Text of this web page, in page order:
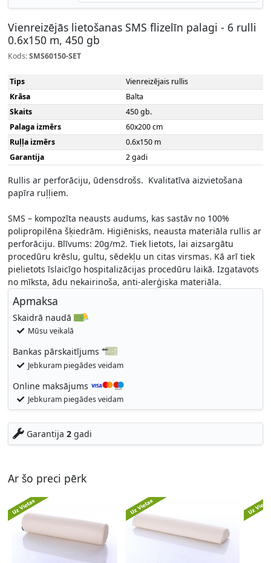
Vienreizējās lietošanas SMS flizelīn palagi - 6 rulli
0.6x150 m, 450 gb
Kods:SMS60150-SET
Tips
Vienreizējais rullis
Krāsa
Balta
Skaits
450 gb.
Palaga izmērs
60x200 cm
Ruļļa izmērs
0.6x150 m
Garantija
2 gadi
Rullis ar perforāciju, ūdensdrošs. Kvalitatīva aizvietošana
papīra ruļļiem.
SMS – kompozīta neausts audums, kas sastāv no 100%
polipropilēna šķiedrām. Higiēnisks, neausta materiāla rullis ar
perforāciju. Blīvums: 20g/m2. Tiek lietots, lai aizsargātu
procedūru krēslu, gultu, sēdekļu un citas virsmas. Kā arī tiek
pielietots īslaicīgo hospitalizācijas procedūru laikā. Izgatavots
no mīksta, ādu nekairinoša, anti-alerģiska materiāla.
Apmaksa
Skaidrā naudā
Mūsu veikalā
Bankas pārskaitījums
Jebkuram piegādes veidam
Online maksājums
Jebkuram piegādes veidam
Garantija 2gadi
Ar šo preci pērk